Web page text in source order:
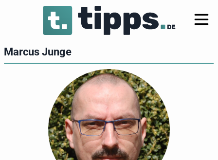
Marcus Junge